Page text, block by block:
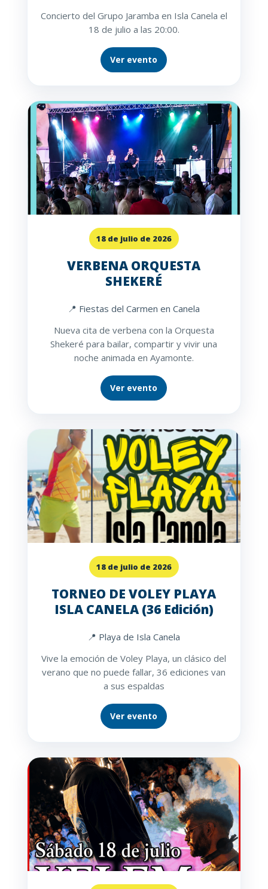
Concierto del Grupo Jaramba en Isla Canela el
18 de julio a las 20:00.
Ver evento
18 de julio de 2026
VERBENA ORQUESTA
SHEKERÉ
📍 Fiestas del Carmen en Canela
Nueva cita de verbena con la Orquesta
Shekeré para bailar, compartir y vivir una
noche animada en Ayamonte.
Ver evento
18 de julio de 2026
TORNEO DE VOLEY PLAYA
ISLA CANELA (36 Edición)
📍 Playa de Isla Canela
Vive la emoción de Voley Playa, un clásico del
verano que no puede fallar, 36 ediciones van
a sus espaldas
Ver evento